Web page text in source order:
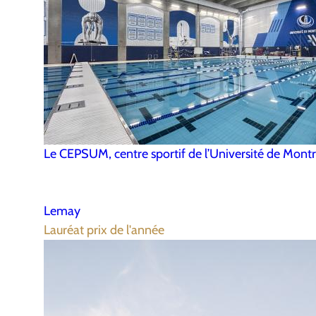
Le CEPSUM, centre sportif de l’Université de
Lemay
Lauréat prix de l'année